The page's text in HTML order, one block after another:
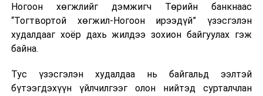
Ногоон хөгжлийг дэмжигч Төрийн банкнаас
“Тогтвортой хөгжил-Ногоон ирээдүй” үзэсгэлэн
худалдааг хоёр дахь жилдээ зохион байгуулах гэж
байна.
Тус үзэсгэлэн худалдаа нь байгальд ээлтэй
бүтээгдэхүүн үйлчилгээг олон нийтэд сурталчлан